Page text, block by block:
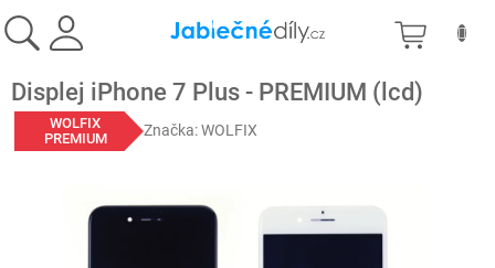
na
obsah
Displej iPhone 7 Plus - PREMIUM (lcd)
WOLFIX
PREMIUM
Značka:WOLFIX